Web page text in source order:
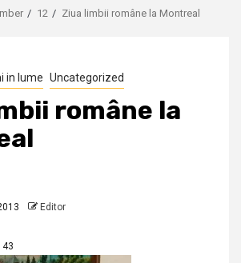
12 Ziua limbii române la Montreal
in lume Uncategorized
române la
Editor